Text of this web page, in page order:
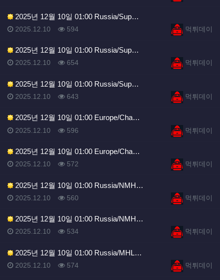
2025년 12월 10일 01:00 Russia/Sup…
등록자먹튀데이
등록일
2025.12.10 조회
594
2025년 12월 10일 01:00 Russia/Sup…
등록자먹튀데이
등록일
2025.12.10 조회
654
2025년 12월 10일 01:00 Russia/Sup…
등록자먹튀데이
등록일
2025.12.10 조회
643
2025년 12월 10일 01:00 Europe/Cha…
등록자먹튀데이
등록일
2025.12.10 조회
596
2025년 12월 10일 01:00 Europe/Cha…
등록자먹튀데이
등록일
2025.12.10 조회
572
2025년 12월 10일 01:00 Russia/NMH…
등록자먹튀데이
등록일
2025.12.10 조회
560
2025년 12월 10일 01:00 Russia/NMH…
등록자먹튀데이
등록일
2025.12.10 조회
534
2025년 12월 10일 01:00 Russia/MHL…
등록자먹튀데이
등록일
2025.12.10 조회
574